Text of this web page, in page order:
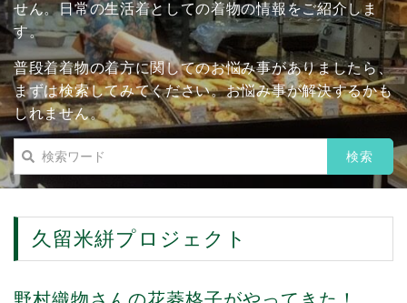
せん。日常の生活着としての着物の情報をご紹介しま
す。
普段着着物の着方に関してのお悩み事がありましたら、
まずは検索してみてください。お悩み事が解決するかも
しれません。
久留米絣プロジェクト